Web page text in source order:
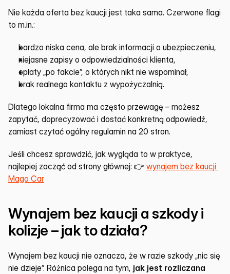
Nie każda oferta bez kaucji jest taka sama. Czerwone flagi
to m.in.:
bardzo niska cena, ale brak informacji o ubezpieczeniu,
niejasne zapisy o odpowiedzialności klienta,
opłaty „po fakcie”, o których nikt nie wspominał,
brak realnego kontaktu z wypożyczalnią.
Dlatego lokalna firma ma często przewagę – możesz
zapytać, doprecyzować i dostać konkretną odpowiedź,
zamiast czytać ogólny regulamin na 20 stron.
Jeśli chcesz sprawdzić, jak wygląda to w praktyce,
najlepiej zacząć od strony głównej: 👉 wynajem bez kaucji
Mago Car
Wynajem bez kaucji a szkody i
kolizje – jak to działa?
Wynajem bez kaucji nie oznacza, że w razie szkody „nic się
nie dzieje”. Różnica polega na tym, jak jest rozliczana